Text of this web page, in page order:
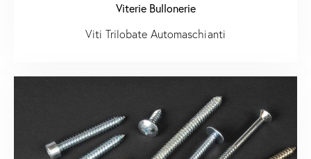
Viterie Bullonerie
Viti Trilobate Automaschianti